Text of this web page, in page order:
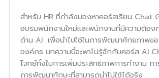
สำหรับ HR ที่กำลังมองหาคอร์สเรียน Chat
อบรมพนักงานใหม่และพนักงานที่มีความต้อง
ด้าน AI เพื่อนำไปใช้ในการพัฒนาศักยภาพข
องค์กร บทความนี้จะพาไปรู้จักกับคอร์ส AI
โจทย์ทั้งในการเพิ่มประสิทธิภาพการทำงาน ก
การพัฒนาทักษะที่สามารถนำไปใช้ได้จริง